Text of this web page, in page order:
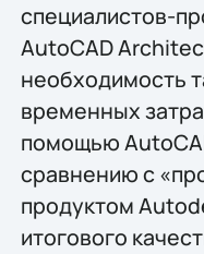
специалистов-
AutoCAD
необходимость
временных
помощью
сравнению с
продуктом
итогового